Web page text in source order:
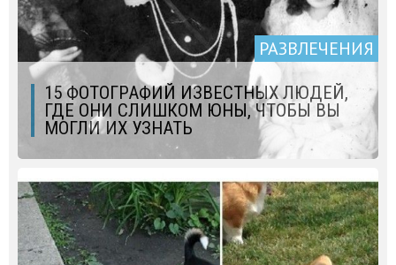
РАЗВЛЕЧЕНИЯ
15 ФОТОГРАФИЙ ИЗВЕСТНЫХ ЛЮДЕЙ,
ГДЕ ОНИ СЛИШКОМ ЮНЫ, ЧТОБЫ ВЫ
МОГЛИ ИХ УЗНАТЬ